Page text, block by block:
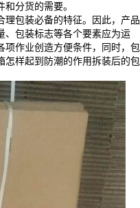
分货的需要。
理包装必备的特征。因此，产品
、包装标志等各个要素应为运
项作业创造方便条件，同时，包
怎样起到防潮的作用拆装后的包